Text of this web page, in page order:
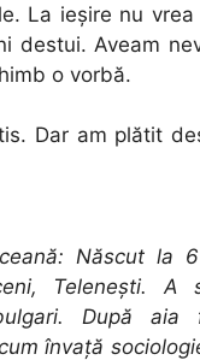
La ieșire nu
destui. Aveam
o vorbă.
Dar am plătit
Născut la
Telenești. A
După aia
învață